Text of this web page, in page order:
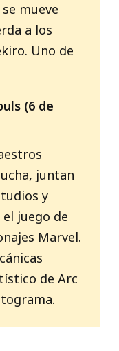
mueve
a los
Uno de
(6 de
juntan
y
juego de
Marvel.
de Arc